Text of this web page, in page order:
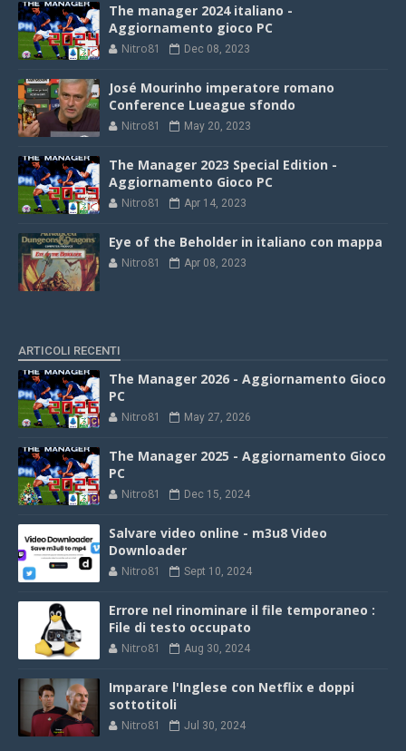
The manager 2024 italiano -
Aggiornamento gioco PC
Nitro81 Dec 08, 2023
José Mourinho imperatore romano
Conference Lueague sfondo
Nitro81 May 20, 2023
The Manager 2023 Special Edition -
Aggiornamento Gioco PC
Nitro81 Apr 14, 2023
Eye of the Beholder in italiano con mappa
Nitro81 Apr 08, 2023
ARTICOLI RECENTI
The Manager 2026 - Aggiornamento Gioco
PC
Nitro81 May 27, 2026
The Manager 2025 - Aggiornamento Gioco
PC
Nitro81 Dec 15, 2024
Salvare video online - m3u8 Video
Downloader
Nitro81 Sept 10, 2024
Errore nel rinominare il file temporaneo :
File di testo occupato
Nitro81 Aug 30, 2024
Imparare l'Inglese con Netflix e doppi
sottotitoli
Nitro81 Jul 30, 2024